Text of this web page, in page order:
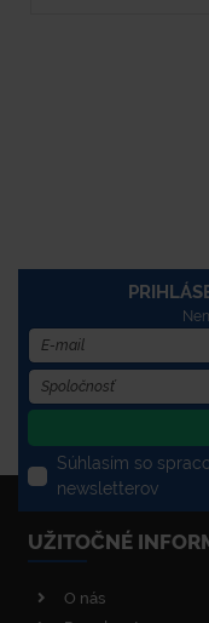
Súhlasím so
newsletterov
UŽITOČNÉ
O nás